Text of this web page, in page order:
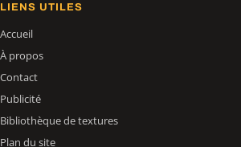
LIENS UTILES
Accueil
À propos
Contact
Publicité
Bibliothèque de textures
Plan du site